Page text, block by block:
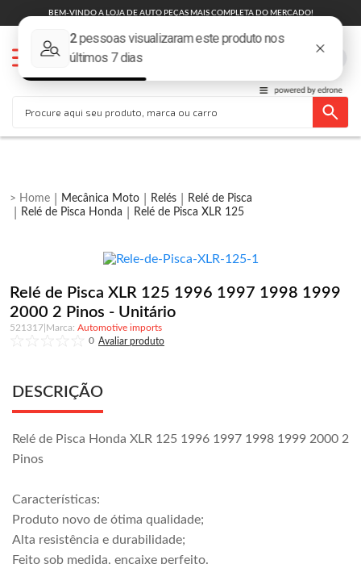
BEM-VINDO A LOJA DE AUTO PEÇAS MAIS COMPLETA DO MERCADO!
Mecânica Moto Relés
Relé de Pisca
Relé de Pisca Honda
Relé de Pisca XLR 125
Relé de Pisca XLR 125 1996 1997 1998 1999
2000 2 Pinos - Unitário
521317
Automotive imports
0
DESCRIÇÃO
Relé de Pisca Honda XLR 125 1996 1997 1998 1999 2000 2
Pinos
Características:
Produto novo de ótima qualidade;
Alta resistência e durabilidade;
Feito sob medida, encaixe perfeito.